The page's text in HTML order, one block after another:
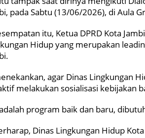
pada Sabtu (13/06/2026), di Aula
itu, Ketua DPRD Kota
Hidup yang merupakan
agar Dinas Lingkungan
melakukan sosialisasi kebijakan
program baik dan baru,
Dinas Lingkungan Hidup